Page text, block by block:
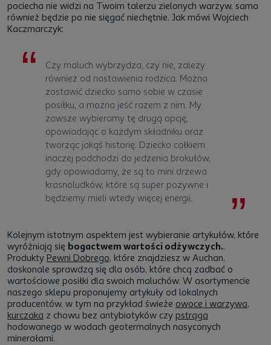
pociecha nie widzi na Twoim talerzu zielonych warzyw, sama
również będzie po nie sięgać niechętnie. Jak mówi Wojciech
Kaczmarczyk:
Czy maluch wybrzydza, czy nie, zależy
również od nastawienia rodzica. Można
zostawić dziecko samo sobie w czasie
posiłku, a można jeść razem z nim. My
zawsze wybieramy tę drugą opcję,
opowiadając o każdym składniku oraz
tworząc jakąś historię. Dziecko całkiem
inaczej podchodzi do jedzenia brokułów,
gdy opowiadamy, że są to mini drzewa
krasnoludków, które są super pożywne i
będziemy mieli wtedy więcej energii.
Kolejnym istotnym aspektem jest wybieranie artykułów, które
wyróżniają się bogactwem wartości odżywczych..
Produkty Pewni Dobrego, które znajdziesz w Auchan,
doskonale sprawdzą się dla osób, które chcą zadbać o
wartościowe posiłki dla swoich maluchów. W asortymencie
naszego sklepu proponujemy artykuły od lokalnych
producentów, w tym na przykład świeże owoce i warzywa,
kurczaka z chowu bez antybiotyków czy pstrąga
hodowanego w wodach geotermalnych nasyconych
minerałami.